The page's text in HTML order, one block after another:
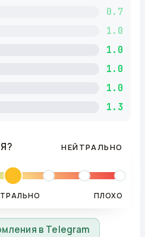
0.7
1.0
1.0
1.0
1.0
1.3
НЕЙТРАЛЬНО
ПЛОХО
в Telegram